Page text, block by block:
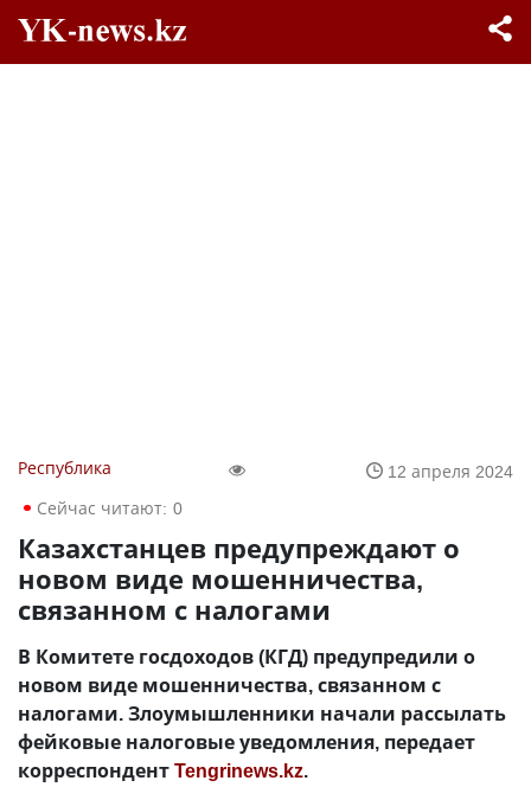
Республика
12 апреля 2024
Сейчас читают: 0
Казахстанцев предупреждают о
новом виде мошенничества,
связанном с налогами
В Комитете госдоходов (КГД) предупредили о
новом виде мошенничества, связанном с
налогами. Злоумышленники начали рассылать
фейковые налоговые уведомления, передает
корреспондентTengrinews.kz.